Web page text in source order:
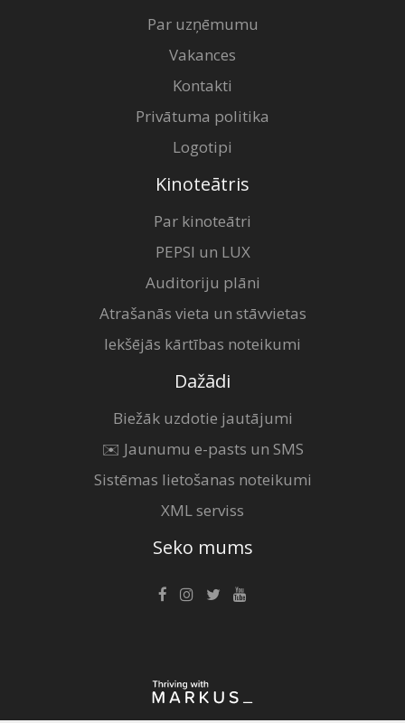
Par uzņēmumu
Vakances
Kontakti
Privātuma politika
Logotipi
Kinoteātris
Par kinoteātri
PEPSI un LUX
Auditoriju plāni
Atrašanās vieta un stāvvietas
Iekšējās kārtības noteikumi
Dažādi
Biežāk uzdotie jautājumi
✉️ Jaunumu e-pasts un SMS
Sistēmas lietošanas noteikumi
XML serviss
Seko mums